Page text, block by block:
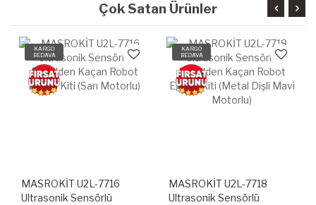
Çok Satan Ürünler
KARGO
BEDAVA
MASROKİT U2L-7716
Ultrasonik Sensörlü
KARGO
BEDAVA
MASROKİT U2L-7718
Ultrasonik Sensörlü